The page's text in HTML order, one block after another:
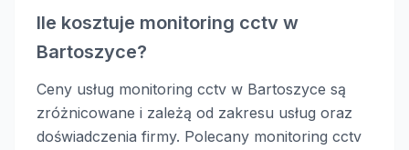
Ile kosztuje monitoring cctv w
Bartoszyce?
Ceny usług monitoring cctv w Bartoszyce są
zróżnicowane i zależą od zakresu usług oraz
doświadczenia firmy. Polecany monitoring cctv